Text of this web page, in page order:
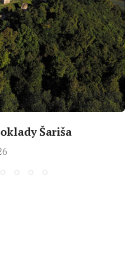
Šariša